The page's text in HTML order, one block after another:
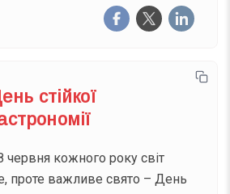
стійкої
червня кожного року світ
проте важливе свято – День